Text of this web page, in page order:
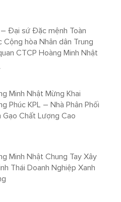
Đại sứ Đặc mệnh Toàn
Cộng hòa Nhân dân Trung
CTCP Hoàng Minh Nhật
Minh Nhật Mừng Khai
Phúc KPL – Nhà Phân Phối
Chất Lượng Cao
Minh Nhật Chung Tay Xây
Thái Doanh Nghiệp Xanh